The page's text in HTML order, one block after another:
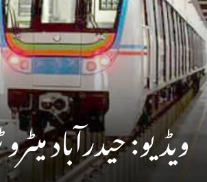
ویڈیو: حیدرآباد میٹرو